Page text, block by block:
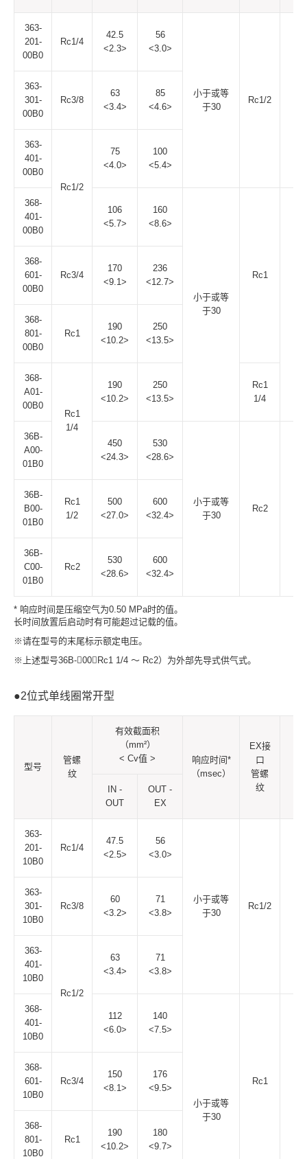
363-
201-
00B0
Rc1/4
42.5
<2.3>
56
<3.0>
小于或等
于30
Rc1/2
363-
301-
00B0
Rc3/8
63
<3.4>
85
<4.6>
363-
401-
00B0
Rc1/2
75
<4.0>
100
<5.4>
368-
401-
00B0
106
<5.7>
160
<8.6>
小于或等
于30
Rc1
368-
601-
00B0
Rc3/4
170
<9.1>
236
<12.7>
368-
801-
00B0
Rc1
190
<10.2>
250
<13.5>
368-
A01-
00B0
Rc1
1/4
190
<10.2>
250
<13.5>
Rc1
1/4
36B-
A00-
01B0
450
<24.3>
530
<28.6>
小于或等
于30
Rc2
36B-
B00-
01B0
Rc1
1/2
500
<27.0>
600
<32.4>
36B-
C00-
01B0
Rc2
530
<28.6>
600
<32.4>
* 响应时间是压缩空气为0.50 MPa时的值。
长时间放置后启动时有可能超过记载的值。
※请在型号的末尾标示额定电压。
※上述型号36B-00（Rc1 1/4 ～ Rc2）为外部先导式供气式。
●2位式单线圈常开型
型号
管螺
纹
有效截面积
（mm²）
< Cv值 >
响应时间*
（msec）
EX接
口
管螺
纹
IN -
OUT
OUT -
EX
363-
201-
10B0
Rc1/4
47.5
<2.5>
56
<3.0>
小于或等
于30
Rc1/2
363-
301-
10B0
Rc3/8
60
<3.2>
71
<3.8>
363-
401-
10B0
Rc1/2
63
<3.4>
71
<3.8>
368-
401-
10B0
112
<6.0>
140
<7.5>
小于或等
于30
Rc1
368-
601-
10B0
Rc3/4
150
<8.1>
176
<9.5>
368-
801-
10B0
Rc1
190
<10.2>
180
<9.7>